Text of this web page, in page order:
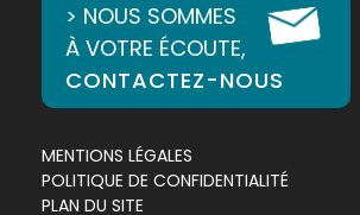
> NOUS SOMMES
À VOTRE ÉCOUTE,
CONTACTEZ-NOUS
MENTIONS LÉGALES
POLITIQUE DE CONFIDENTIALITÉ
PLAN DU SITE